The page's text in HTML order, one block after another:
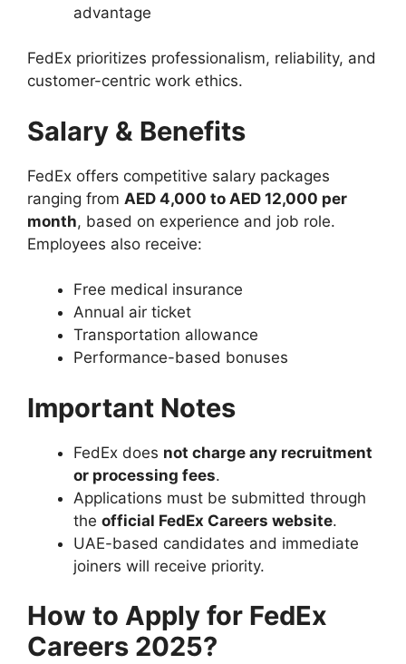
advantage
FedEx prioritizes professionalism, reliability, and
customer-centric work ethics.
Salary & Benefits
FedEx offers competitive salary packages
ranging from AED 4,000 to AED 12,000 per
month, based on experience and job role.
Employees also receive:
Free medical insurance
Annual air ticket
Transportation allowance
Performance-based bonuses
Important Notes
FedEx does not charge any recruitment
or processing fees.
Applications must be submitted through
the official FedEx Careers website.
UAE-based candidates and immediate
joiners will receive priority.
How to Apply for FedEx
Careers 2025?